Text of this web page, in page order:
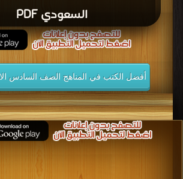
السعودي PDF
أفضل الكتب في المناهج الصف السادس